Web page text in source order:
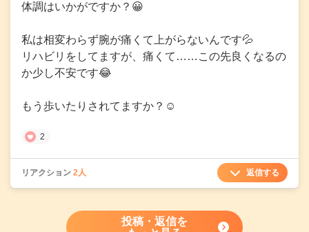
体調はいかがですか？😀
私は相変わらず腕が痛くて上がらないんです💦
リハビリをしてますが、痛くて……この先良くなるの
か少し不安です😂
もう歩いたりされてますか？☺️
2
リアクション 2人 返信する
投稿・返信を